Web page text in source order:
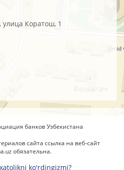
улица Коратош, 1
банков Узбекистана
сайта ссылка на веб-сайт
обязательна.
ko'rdingizmi?